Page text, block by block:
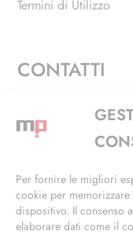
Per fornire le migliori
cookie per
dispositivo. Il consenso
elaborare dati come il
Termini di Utilizzo
CONTATTI
Via Alfieri, 27
+39 02 4846